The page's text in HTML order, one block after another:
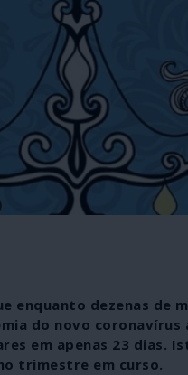
enquanto dezenas de
do novo coronavírus
em apenas 23 dias.
trimestre em curso.